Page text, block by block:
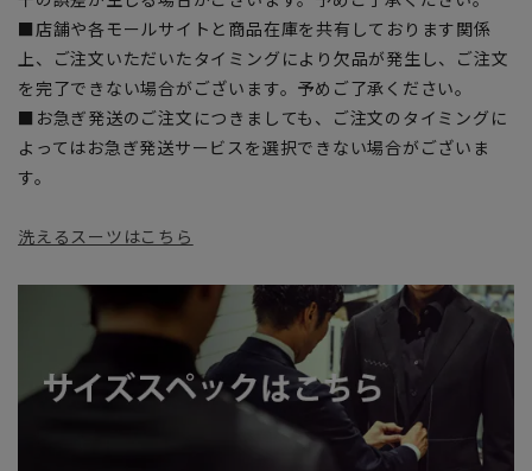
■店舗や各モールサイトと商品在庫を共有しております関係
上、ご注文いただいたタイミングにより欠品が発生し、ご注文
を完了できない場合がございます。予めご了承ください。
■お急ぎ発送のご注文につきましても、ご注文のタイミングに
よってはお急ぎ発送サービスを選択できない場合がございま
す。
洗えるスーツはこちら